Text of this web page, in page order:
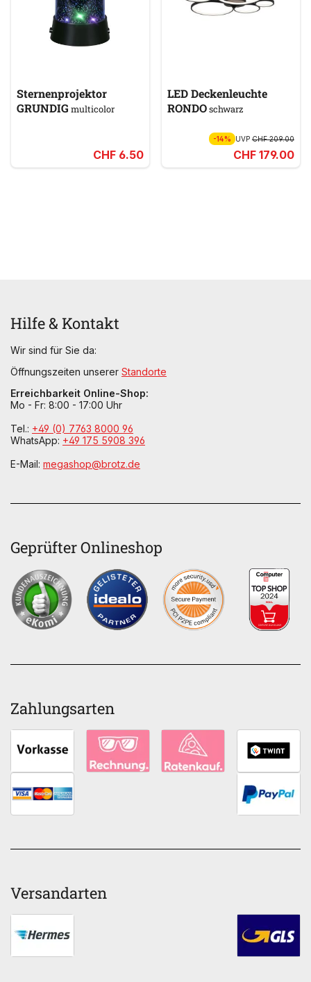
Sternenprojektor
GRUNDIG multicolor
CHF 6.50
LED Deckenleuchte
RONDOschwarz
-14% UVPCHF 209.00
CHF 179.00
Hilfe & Kontakt
Wir sind für Sie da:
Öffnungszeiten unserer Standorte
Erreichbarkeit Online-Shop:
Mo - Fr: 8:00 - 17:00 Uhr
Tel.: +49 (0) 7763 8000 96
WhatsApp: +49 175 5908 396
E-Mail: megashop@brotz.de
Geprüfter Onlineshop
Zahlungsarten
Versandarten